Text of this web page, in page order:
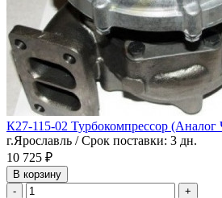
К27-115-02 Турбокомпрессор (Аналог
г.Ярославль / Срок поставки: 3 дн.
10 725 ₽
В корзину
-
+